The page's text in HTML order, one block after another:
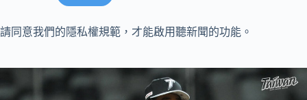
請同意我們的隱私權規範，才能啟用聽新聞的功能。